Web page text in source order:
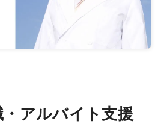
アルバイト支援